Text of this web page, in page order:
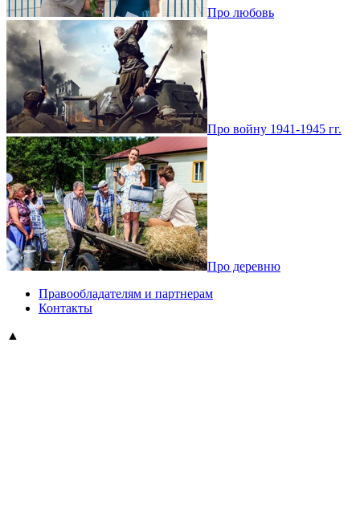
Про любовь
Про войну 1941-1945 гг.
Про деревню
Правообладателям и партнерам
Контакты
▲